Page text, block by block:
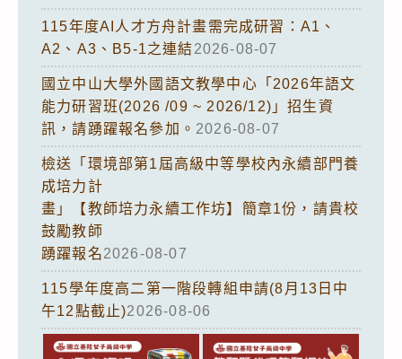
115年度AI人才方舟計畫需完成研習：A1、
A2、A3、B5-1之連結2026-08-07
國立中山大學外國語文教學中心「2026年語文
能力研習班(2026 /09 ~ 2026/12)」招生資
訊，請踴躍報名參加。 2026-08-07
檢送「環境部第1屆高級中等學校內永續部門養
成培力計
畫」【教師培力永續工作坊】簡章1份，請貴校
鼓勵教師
踴躍報名2026-08-07
115學年度高二第一階段轉組申請(8月13日中
午12點截止)2026-08-06